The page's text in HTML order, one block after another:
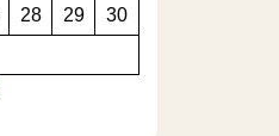
28 29
30